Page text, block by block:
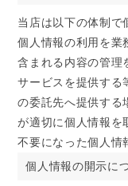
当店は以下の体制で
個人情報の利用を業
含まれる内容の管理
サービスを提供する
の委託先へ提供する
が適切に個人情報を
不要になった個人情
個人情報の開示に